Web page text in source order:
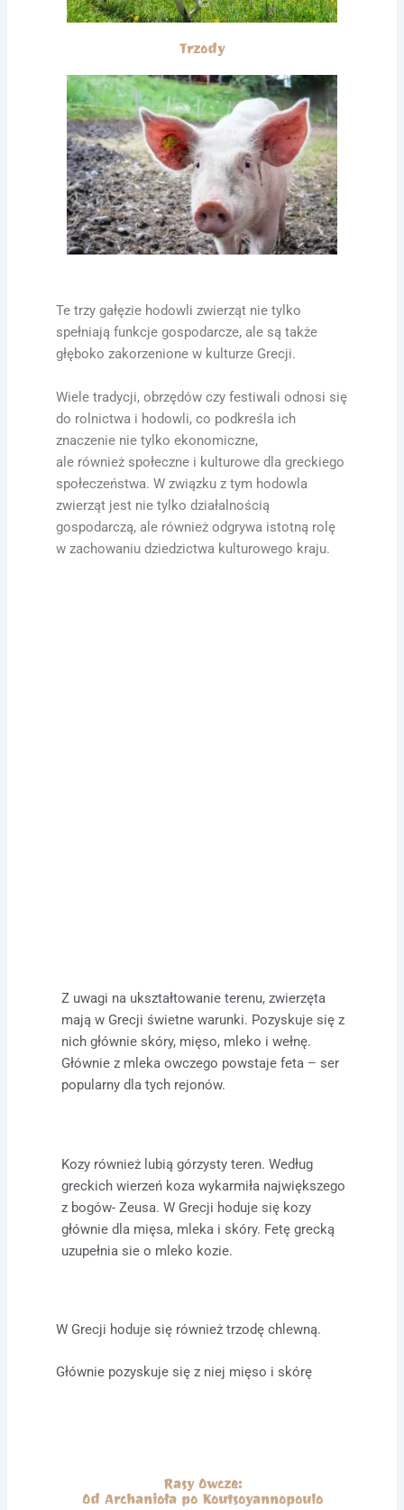
Trzody
Te trzy gałęzie hodowli zwierząt nie tylko
spełniają funkcje gospodarcze, ale są także
głęboko zakorzenione w kulturze Grecji.
Wiele tradycji, obrzędów czy festiwali odnosi się
do rolnictwa i hodowli, co podkreśla ich
znaczenie nie tylko ekonomiczne,
ale również społeczne i kulturowe dla greckiego
społeczeństwa. W związku z tym hodowla
zwierząt jest nie tylko działalnością
gospodarczą, ale również odgrywa istotną rolę
w zachowaniu dziedzictwa kulturowego kraju.
Z uwagi na ukształtowanie terenu, zwierzęta
mają w Grecji świetne warunki. Pozyskuje się z
nich głównie skóry, mięso, mleko i wełnę.
Głównie z mleka owczego powstaje feta – ser
popularny dla tych rejonów.
Kozy również lubią górzysty teren. Według
greckich wierzeń koza wykarmiła największego
z bogów- Zeusa. W Grecji hoduje się kozy
głównie dla mięsa, mleka i skóry. Fetę grecką
uzupełnia sie o mleko kozie.
W Grecji hoduje się również trzodę chlewną.
Głównie pozyskuje się z niej mięso i skórę
Rasy Owcze:
Od Archanioła po Koutsoyannopoulo